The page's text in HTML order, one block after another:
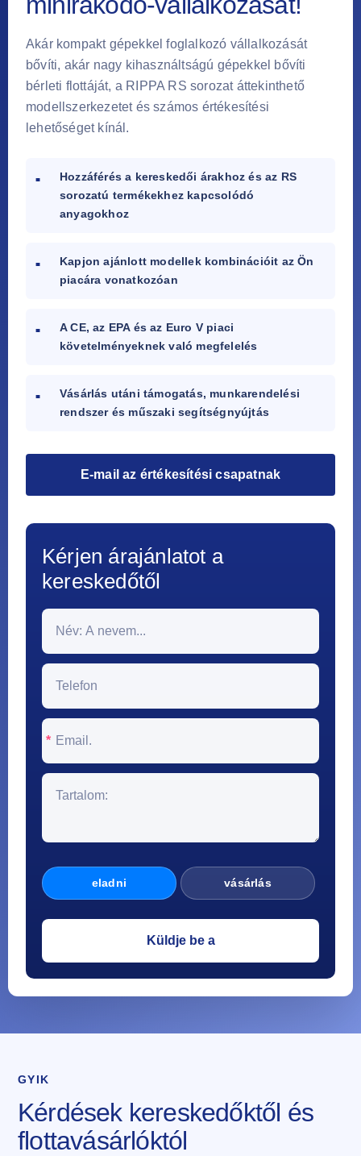
Akár kompakt gépekkel foglalkozó vállalkozását
bővíti, akár nagy kihasználtságú gépekkel bővíti
bérleti flottáját, a RIPPA RS sorozat áttekinthető
modellszerkezetet és számos értékesítési
lehetőséget kínál.
Hozzáférés a kereskedői árakhoz és az RS
sorozatú termékekhez kapcsolódó
anyagokhoz
Kapjon ajánlott modellek kombinációit az Ön
piacára vonatkozóan
A CE, az EPA és az Euro V piaci
követelményeknek való megfelelés
Vásárlás utáni támogatás, munkarendelési
rendszer és műszaki segítségnyújtás
E-mail az értékesítési csapatnak
Kérjen árajánlatot a
kereskedőtől
*
eladni vásárlás
GYIK
Kérdések kereskedőktől és
flottavásárlóktól